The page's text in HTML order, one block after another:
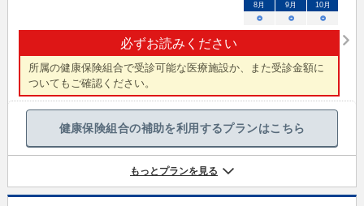
必ずお読みください
所属の健康保険組合で受診可能な医療施設か、また受診金額に
ついてもご確認ください。
8月 9月 10月
○ ○ ○
健康保険組合の補助を利用するプランはこちら
もっとプランを見る